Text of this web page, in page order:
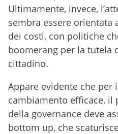
Ultimamente, invece,
sembra essere orientata
dei costi, con politiche
boomerang per la tutela
cittadino.
Appare evidente che per
cambiamento efficace, il
della governance deve
bottom up, che